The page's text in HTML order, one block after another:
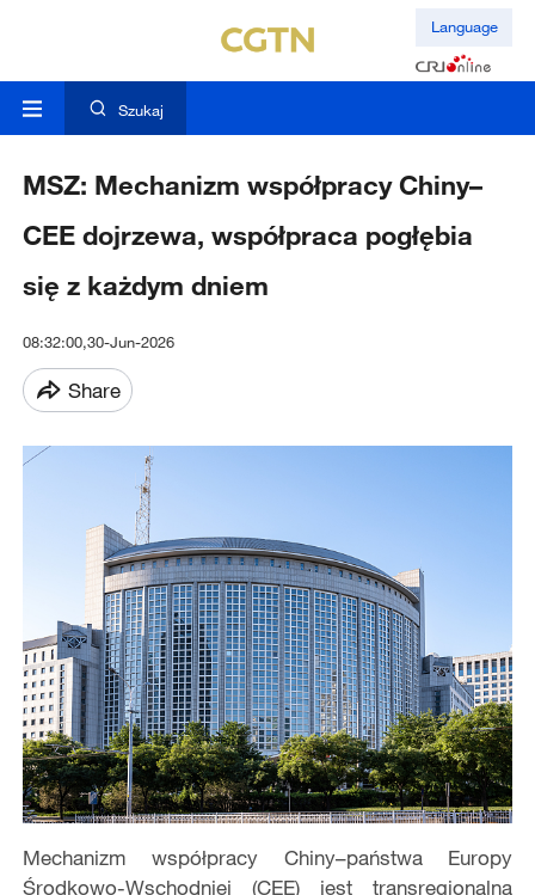
Language
Szukaj
MSZ: Mechanizm współpracy Chiny–
CEE dojrzewa, współpraca pogłębia
się z każdym dniem
08:32:00,30-Jun-2026
Share
Mechanizm współpracy Chiny–państwa Europy
Środkowo-Wschodniej (CEE) jest transregionalną